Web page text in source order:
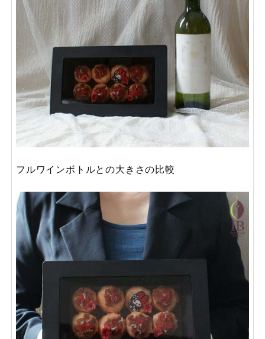
フルワインボトルとの大きさの比較